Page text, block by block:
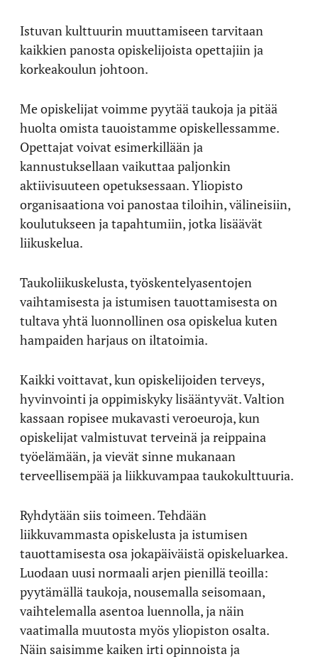
Istuvan kulttuurin muuttamiseen tarvitaan
kaikkien panosta opiskelijoista opettajiin ja
korkeakoulun johtoon.
Me opiskelijat voimme pyytää taukoja ja pitää
huolta omista tauoistamme opiskellessamme.
Opettajat voivat esimerkillään ja
kannustuksellaan vaikuttaa paljonkin
aktiivisuuteen opetuksessaan. Yliopisto
organisaationa voi panostaa tiloihin, välineisiin,
koulutukseen ja tapahtumiin, jotka lisäävät
liikuskelua.
Taukoliikuskelusta, työskentelyasentojen
vaihtamisesta ja istumisen tauottamisesta on
tultava yhtä luonnollinen osa opiskelua kuten
hampaiden harjaus on iltatoimia.
Kaikki voittavat, kun opiskelijoiden terveys,
hyvinvointi ja oppimiskyky lisääntyvät. Valtion
kassaan ropisee mukavasti veroeuroja, kun
opiskelijat valmistuvat terveinä ja reippaina
työelämään, ja vievät sinne mukanaan
terveellisempää ja liikkuvampaa taukokulttuuria.
Ryhdytään siis toimeen. Tehdään
liikkuvammasta opiskelusta ja istumisen
tauottamisesta osa jokapäiväistä opiskeluarkea.
Luodaan uusi normaali arjen pienillä teoilla:
pyytämällä taukoja, nousemalla seisomaan,
vaihtelemalla asentoa luennolla, ja näin
vaatimalla muutosta myös yliopiston osalta.
Näin saisimme kaiken irti opinnoista ja